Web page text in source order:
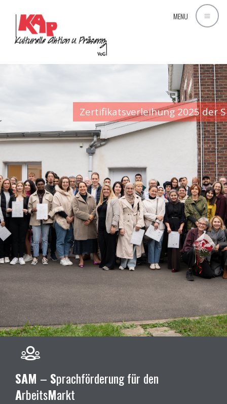
MENU
Zertifikatsverleihung 2025 der
SAM – Sprachförderung für den
ArbeitsMarkt